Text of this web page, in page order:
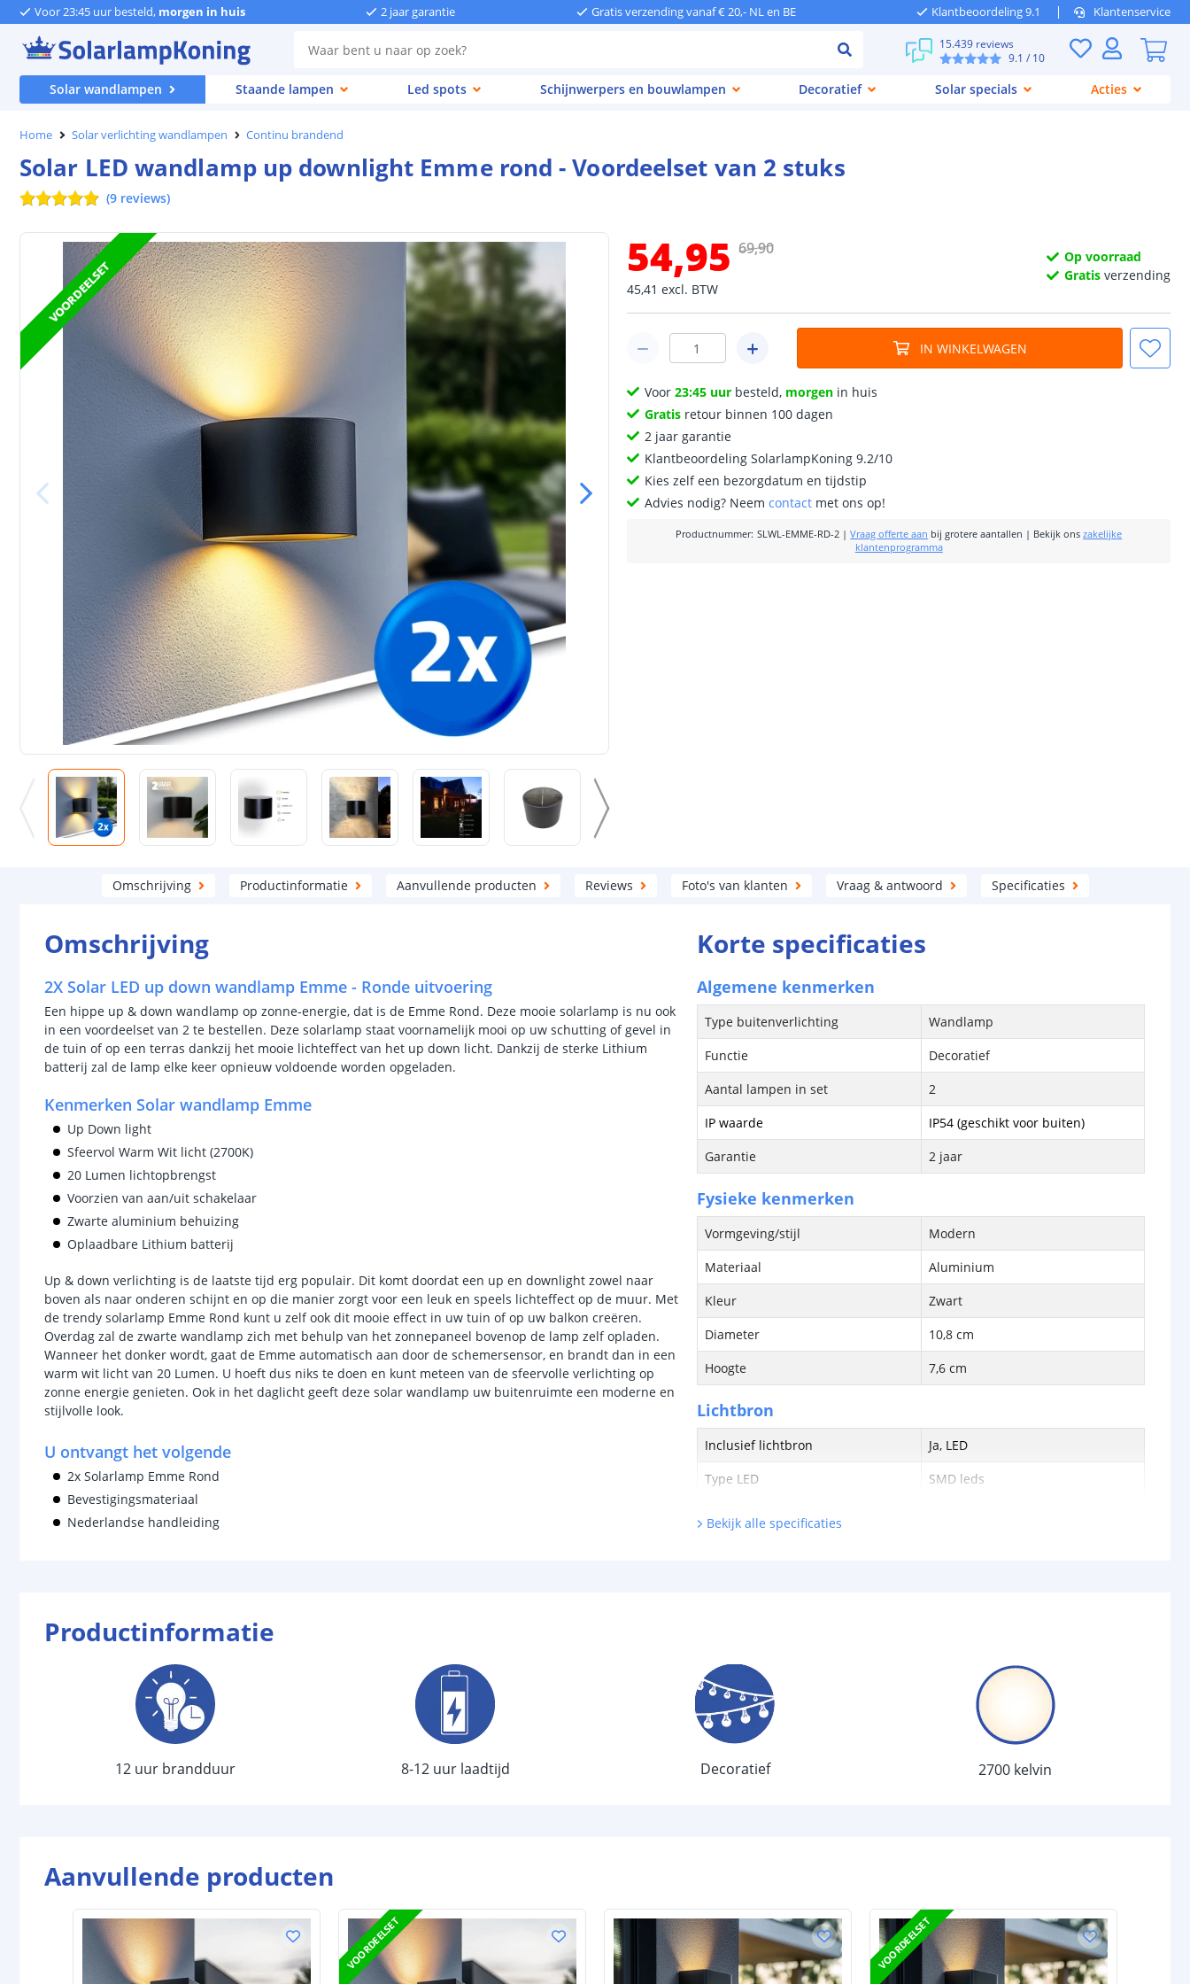
Voor 23:45 uur besteld, morgen in huis 2 jaar garantie Gratis verzending vanaf € 20,- NL en BE Klantbeoordeling 9.1 Klantenservice
15.439 reviews
9.1 / 10
Solar wandlampen Staande lampen Led spots Schijnwerpers en bouwlampen Decoratief Solar specials Acties
Home Solar verlichting wandlampen Continu brandend
Solar LED wandlamp up downlight Emme rond - Voordeelset van 2 stuks
(9 reviews)
VOORDEELSET
54,95
45,41 excl. BTW
69,90
Op voorraad
Gratis verzending
IN WINKELWAGEN
Voor23:45 uur besteld, morgen in huis
Gratis retour binnen 100 dagen
2 jaar garantie
Klantbeoordeling SolarlampKoning 9.2/10
Kies zelf een bezorgdatum en tijdstip
Advies nodig? Neemcontact met ons op!
Productnummer: SLWL-EMME-RD-2 |Vraag offerte aan bij grotere aantallen | Bekijk ons zakelijke
klantenprogramma
Omschrijving Productinformatie Aanvullende producten Reviews Foto's van klanten Vraag & antwoord Specificaties
Omschrijving
2X Solar LED up down wandlamp Emme - Ronde uitvoering
Een hippe up & down wandlamp op zonne-energie, dat is de Emme Rond. Deze mooie solarlamp is nu ook
in een voordeelset van 2 te bestellen. Deze solarlamp staat voornamelijk mooi op uw schutting of gevel in
de tuin of op een terras dankzij het mooie lichteffect van het up down licht. Dankzij de sterke Lithium
batterij zal de lamp elke keer opnieuw voldoende worden opgeladen.
Kenmerken Solar wandlamp Emme
Up Down light
Sfeervol Warm Wit licht (2700K)
20 Lumen lichtopbrengst
Voorzien van aan/uit schakelaar
Zwarte aluminium behuizing
Oplaadbare Lithium batterij
Up & down verlichting is de laatste tijd erg populair. Dit komt doordat een up en downlight zowel naar
boven als naar onderen schijnt en op die manier zorgt voor een leuk en speels lichteffect op de muur. Met
de trendy solarlamp Emme Rond kunt u zelf ook dit mooie effect in uw tuin of op uw balkon creëren.
Overdag zal de zwarte wandlamp zich met behulp van het zonnepaneel bovenop de lamp zelf opladen.
Wanneer het donker wordt, gaat de Emme automatisch aan door de schemersensor, en brandt dan in een
warm wit licht van 20 Lumen. U hoeft dus niks te doen en kunt meteen van de sfeervolle verlichting op
zonne energie genieten. Ook in het daglicht geeft deze solar wandlamp uw buitenruimte een moderne en
stijlvolle look.
U ontvangt het volgende
2x Solarlamp Emme Rond
Bevestigingsmateriaal
Nederlandse handleiding
Korte specificaties
Algemene kenmerken
Type buitenverlichting
Wandlamp
Functie
Decoratief
Aantal lampen in set
2
IP waarde
IP54 (geschikt voor buiten)
Garantie
2 jaar
Fysieke kenmerken
Vormgeving/stijl
Modern
Materiaal
Aluminium
Kleur
Zwart
Diameter
10,8 cm
Hoogte
7,6 cm
Lichtbron
Inclusief lichtbron
Ja, LED
Type LED
SMD leds
Schemersensor
Bewegingssensor
Batterij
Type batterij
3.2V Li-Ion
Bekijk alle specificaties
Productinformatie
12 uur brandduur 8-12 uur laadtijd Decoratief 2700 kelvin
Aanvullende producten
VOORDEELSET VOORDEELSET